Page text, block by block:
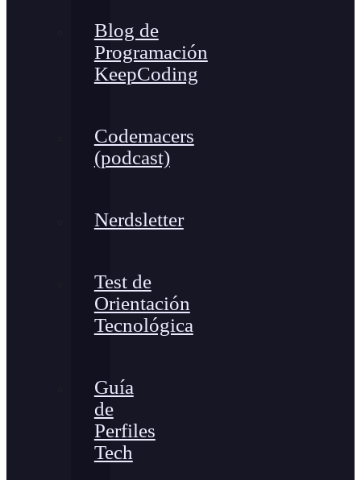
Blog de
Programación
KeepCoding
Codemacers
(podcast)
Nerdsletter
Test de
Orientación
Tecnológica
Guía
de
Perfiles
Tech